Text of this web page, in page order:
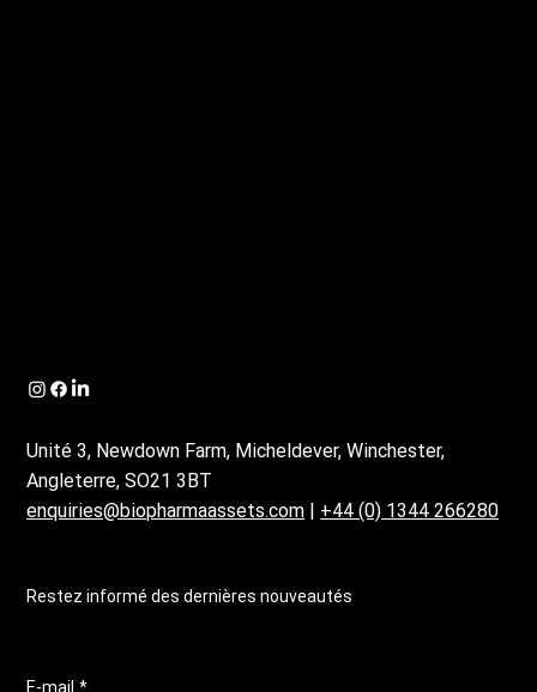
Unité 3, Newdown Farm, Micheldever, Winchester,
Angleterre, SO21 3BT
enquiries@biopharmaassets.com
+44 (0) 1344 266280
Restez informé des dernières nouveautés
E-mail *